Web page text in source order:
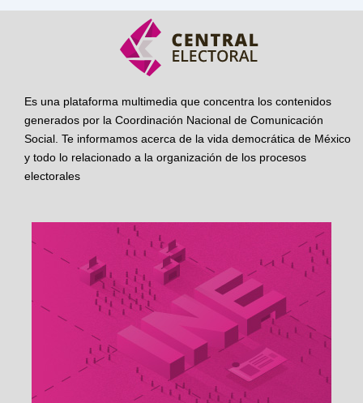
Es una plataforma multimedia que concentra los contenidos
generados por la Coordinación Nacional de Comunicación
Social. Te informamos acerca de la vida democrática de México
y todo lo relacionado a la organización de los procesos
electorales